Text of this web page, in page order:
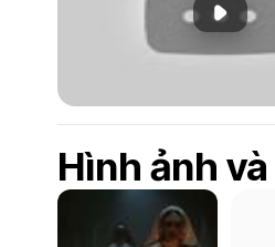
Phát
Hình ảnh